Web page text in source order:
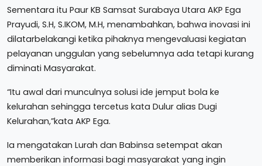
Sementara itu Paur KB Samsat Surabaya Utara AKP Ega
Prayudi, S.H, S.IKOM, M.H, menambahkan, bahwa inovasi ini
dilatarbelakangi ketika pihaknya mengevaluasi kegiatan
pelayanan unggulan yang sebelumnya ada tetapi kurang
diminati Masyarakat.
“Itu awal dari munculnya solusi ide jemput bola ke
kelurahan sehingga tercetus kata Dulur alias Dugi
Kelurahan,”kata AKP Ega.
Ia mengatakan Lurah dan Babinsa setempat akan
memberikan informasi bagi masyarakat yang ingin